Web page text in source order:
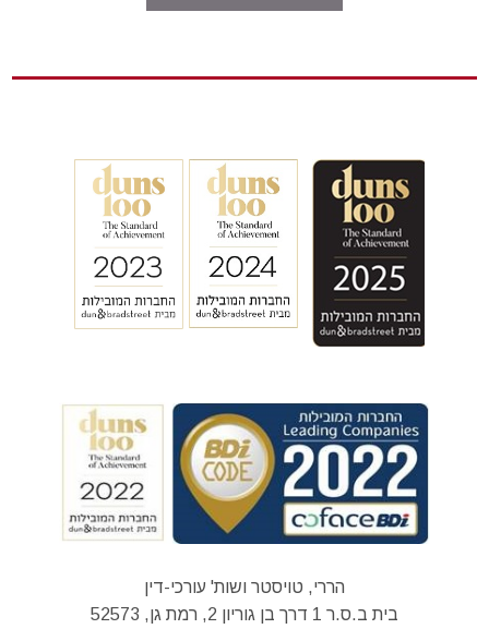
הררי, טויסטר ושות' עורכי-דין
בית ב.ס.ר 1 דרך בן גוריון 2, רמת גן, 52573